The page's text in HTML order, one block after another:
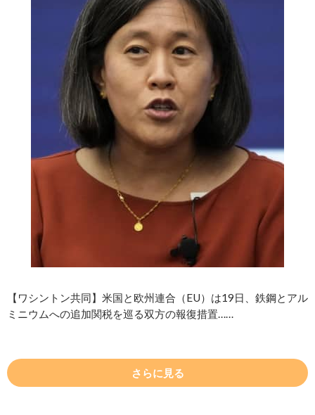
【ワシントン共同】米国と欧州連合（EU）は19日、鉄鋼とアル
ミニウムへの追加関税を巡る双方の報復措置……
さらに見る